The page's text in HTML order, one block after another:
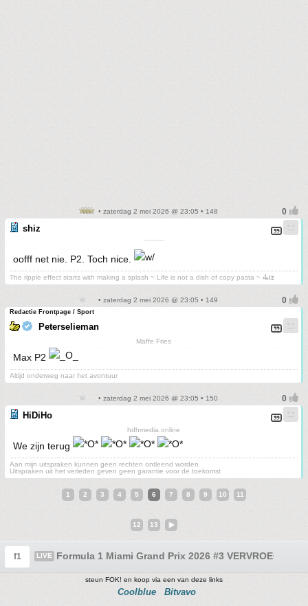
• zaterdag 2 mei 2026 @ 23:05 • 148
shiz
¯¯¯¯¯
oofff net nie. P2. Toch nice.
The ripple effect starts with making a splash ~ Life is not a dish of copy pasta ~ ⳽ᖾiz
• zaterdag 2 mei 2026 @ 23:05 • 149
Redactie Frontpage / Sport
Peterselieman
Maffe Fries
Max P2
Altijd onderweg naar het avontuur
• zaterdag 2 mei 2026 @ 23:05 • 150
HiDiHo
hdhmedia.online
We zijn terug
Aan mijn uitspraken kunnen geen rechten ontleend worden
Uitspraken uit het verleden geven geen garantie voor de toekomst
1 2 3 4 5 6 7 8 9 10 11
12 13
f1 LIVE Formula 1 Miami Grand Prix 2026 #3 VERVROEGD!!!!!
steun FOK! en koop via een van deze links
Coolblue Bitvavo